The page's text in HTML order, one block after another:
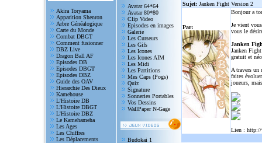
Akira Toryama
Apparition Shenron
Arbre Généalogique
Carte du Monde
Combat DBGT
Comment fusionner
DBZ Live
Dragon Ball AF
Episodes DB
Episodes DBGT
Episodes DBZ
Guide des OAV
Hierarchie Des Dieux
Kamehouse
L'Histoire DB
L'Histoire DBGT
L'Histoire DBZ
Le Kamehameha
Les Ages
Les Chiffres
Les Déplacements
Avatar 64*64
Avatar 80*80
Clip Video
Episodes en images
Galerie
Les Curseurs
Les Gifs
Les Icones
Les Icones AIM
Les Midi
Les Partitions
Mes Caps (Pogs)
Quiz
Signature
Sonneries Portables
Vos Dessins
WallPaper N-Gage
Budokai 1
Sujet: Janken Fight Version 2
Par:
Bonjour a
Je vient
vous le
Janken
Janken
gratuit et
A travers un
faites
joueurs,
Lien : http://